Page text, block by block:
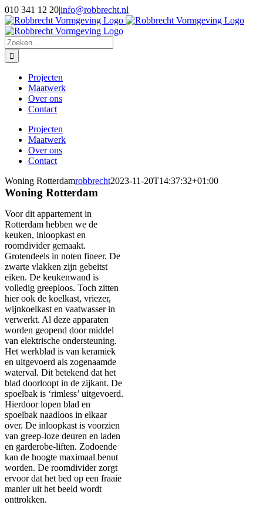
Ga
naar
inhoud
Facebook
Twitter
Instagram
Pinterest
010 341 12 20|info@robbrecht.nl
Zoeken
naar:
Projecten
Maatwerk
Over ons
Contact
Projecten
Maatwerk
Over ons
Contact
Woning Rotterdamrobbrecht2023-11-20T14:37:32+01:00
Woning Rotterdam
Voor dit appartement in
Rotterdam hebben we de
keuken, inloopkast en
roomdivider gemaakt.
Grotendeels in noten fineer. De
zwarte vlakken zijn gebeitst
eiken. De keukenwand is
volledig greeploos. Toch zitten
hier ook de koelkast, vriezer,
wijnkoelkast en vaatwasser in
verwerkt. Al deze apparaten
worden geopend door middel
van elektrische ondersteuning.
Het werkblad is van keramiek
en uitgevoerd als zogenaamde
waterval. Dit betekend dat het
blad doorloopt in de zijkant. De
spoelbak is ‘rimless’ uitgevoerd.
Hierdoor lopen blad en
spoelbak naadloos in elkaar
over. De inloopkast is voorzien
van greep-loze deuren en laden
en garderobe-liften. Zodoende
kan de hoogte maximaal benut
worden. De roomdivider zorgt
ervoor dat het bed op een fraaie
manier uit het beeld wordt
onttrokken.